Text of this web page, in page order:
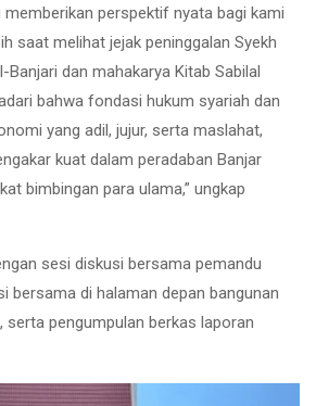
memberikan perspektif nyata bagi kami
saat melihat jejak peninggalan Syekh
dan mahakarya Kitab Sabilal
bahwa fondasi hukum syariah dan
yang adil, jujur, serta maslahat,
kuat dalam peradaban Banjar
bimbingan para ulama,” ungkap
sesi diskusi bersama pemandu
bersama di halaman depan bangunan
serta pengumpulan berkas laporan